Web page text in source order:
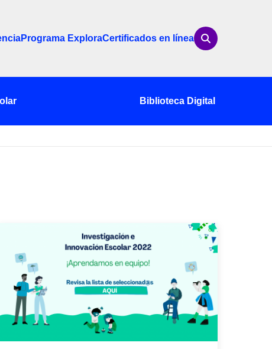
Programa ExploraCertificados en línea
Biblioteca Digital